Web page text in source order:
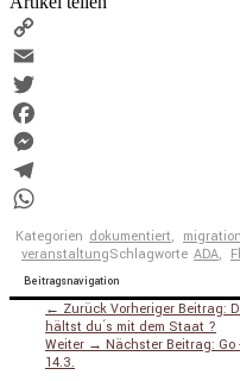
Copy
Link
Email
Twitter
Facebook
Messenger
Telegram
WhatsApp
Kategorien dokumentiert, migration
veranstaltungSchlagworte ADA,
Beitragsnavigation
← Zurück Vorheriger Beitrag:
hältst du´s mit dem Staat ?
Weiter → Nächster Beitrag:
14.3.